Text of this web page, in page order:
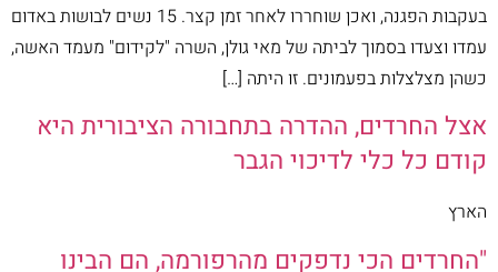
בעקבות הפגנה, ואכן שוחררו לאחר זמן קצר. 15 נשים לבושות באדום
עמדו וצעדו בסמוך לביתה של מאי גולן, השרה "לקידום" מעמד האשה,
כשהן מצלצלות בפעמונים. זו היתה […]
אצל החרדים, ההדרה בתחבורה הציבורית היא
קודם כל כלי לדיכוי הגבר
הארץ
"החרדים הכי נדפקים מהרפורמה, הם הבינו